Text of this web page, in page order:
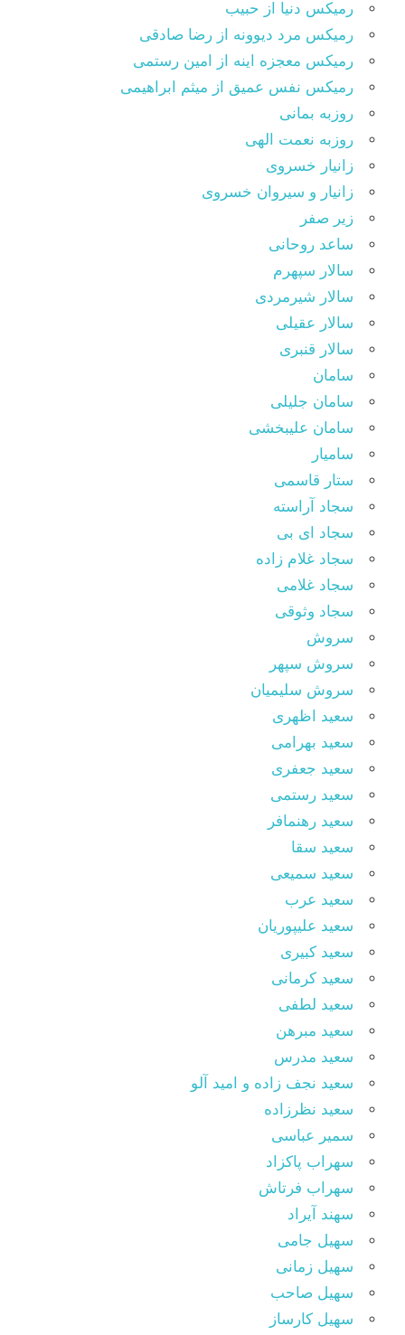
رمیکس دنیا از حبیب
رمیکس مرد دیوونه از رضا صادقی
رمیکس معجزه اینه از امین رستمی
رمیکس نفس عمیق از میثم ابراهیمی
روزبه بمانی
روزبه نعمت الهی
زانیار خسروی
زانیار و سیروان خسروی
زیر صفر
ساعد روحانی
سالار سپهرم
سالار شیرمردی
سالار عقیلی
سالار قنبری
سامان
سامان جلیلی
سامان علیبخشی
سامیار
ستار قاسمی
سجاد آراسته
سجاد ای بی
سجاد غلام زاده
سجاد غلامی
سجاد وثوقى
سروش
سروش سپهر
سروش سلیمیان
سعید اظهری
سعید بهرامی
سعید جعفری
سعید رستمی
سعید رهنمافر
سعید سقا
سعید سمیعی
سعید عرب
سعید علیپوریان
سعید کبیری
سعید کرمانی
سعید لطفی
سعید مبرهن
سعید مدرس
سعید نجف زاده و امید آلو
سعید نظرزاده
سمیر عباسی
سهراب پاکزاد
سهراب فرتاش
سهند آیراد
سهیل جامی
سهیل زمانی
سهیل صاحب
سهیل کارساز